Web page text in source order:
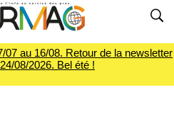
au 16/08. Retour de la newsletter
08/2026. Bel été !